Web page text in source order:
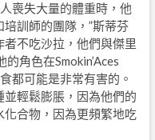
喪失大量的體重時，他
訓師的團隊，”斯蒂芬
不吃沙拉，他們與傑里
角色在Smokin’Aces
都可能是非常有害的。
輕鬆膨脹，因為他們的
合物，因為更頻繁地吃